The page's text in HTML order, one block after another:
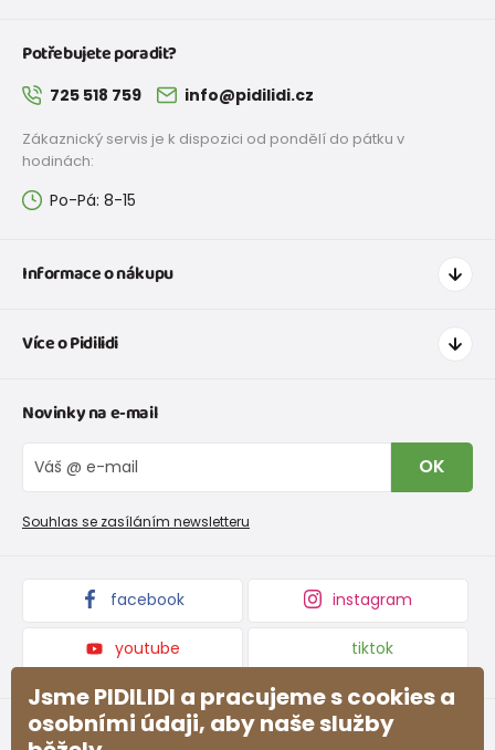
Potřebujete poradit?
725 518 759 info@pidilidi.cz
Zákaznický servis je k dispozici od pondělí do pátku v
hodinách:
Po-Pá: 8-15
Informace o nákupu
Doprava a platba
Tabulka velikostí obuvi
Vrácení zboží a reklamace
Reklamační řád
Více o Pidilidi
O nás
Blog
Velkoobchod PiDiLiDi
Affiliate program
Kolekce zboží
Novinky na e-mail
OK
Souhlas se zasíláním newsletteru
facebook instagram
youtube tiktok
Jsme PIDILIDI a pracujeme s cookies a
osobními údaji, aby naše služby